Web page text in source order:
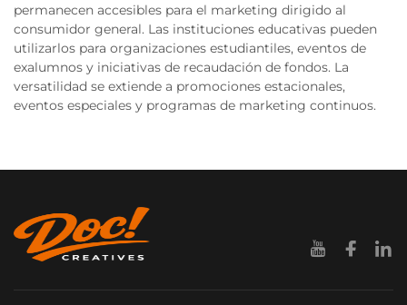
permanecen accesibles para el marketing dirigido al
consumidor general. Las instituciones educativas pueden
utilizarlos para organizaciones estudiantiles, eventos de
exalumnos y iniciativas de recaudación de fondos. La
versatilidad se extiende a promociones estacionales,
eventos especiales y programas de marketing continuos.